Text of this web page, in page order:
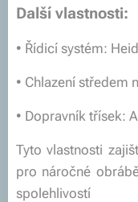
Další vlastnosti:
• Řídicí systém:
• Chlazení středem
• Dopravník třísek:
Tyto vlastnosti
pro náročné
spolehlivostí